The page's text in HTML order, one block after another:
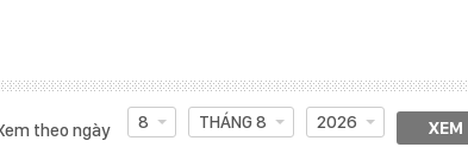
theo ngày 8 THÁNG 8 2026 XEM